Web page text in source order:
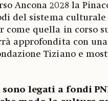
Ancona 2028 la
del sistema culturale
come quella in corso
approfondita con
Tiziano e
legati a fondi